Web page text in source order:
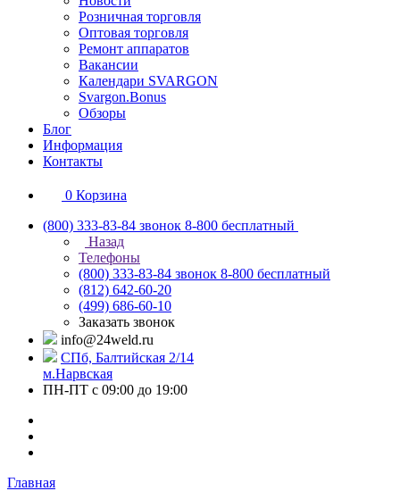
Розничная торговля
Оптовая торговля
Ремонт аппаратов
Вакансии
Календари SVARGON
Svargon.Bonus
Обзоры
Блог
Информация
Контакты
0 Корзина
(800) 333-83-84 звонок 8-800 бесплатный
Назад
Телефоны
(800) 333-83-84 звонок 8-800 бесплатный
(812) 642-60-20
(499) 686-60-10
Заказать звонок
info@24weld.ru
СПб, Балтийская 2/14
м.Нарвская
ПН-ПТ с 09:00 до 19:00
Главная